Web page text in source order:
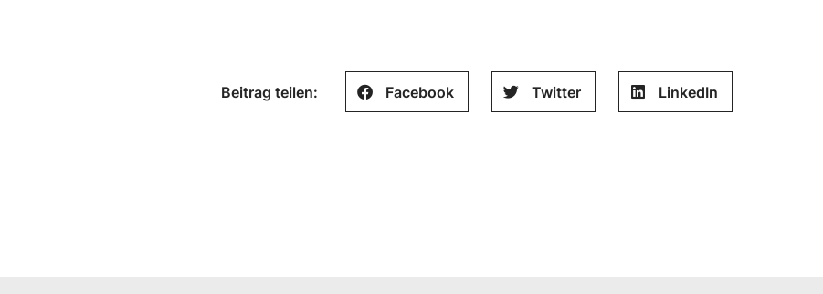
Beitrag teilen: Facebook Twitter LinkedIn